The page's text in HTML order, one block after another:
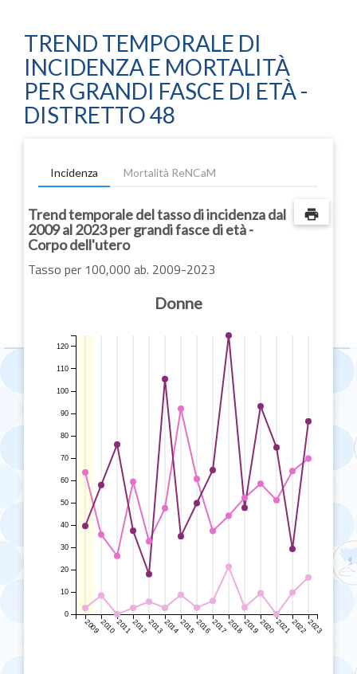
TREND TEMPORALE DI
INCIDENZA E MORTALITÀ
PER GRANDI FASCE DI ETÀ -
DISTRETTO 48
Incidenza Mortalità ReNCaM
print
Trend temporale del tasso di incidenza dal
2009 al 2023 per grandi fasce di età -
Corpo dell'utero
Tasso per 100,000 ab. 2009-2023
Donne
200920102011201220132014201520162017201820192020202120222023
0
10
20
30
40
50
60
70
80
90
100
110
120